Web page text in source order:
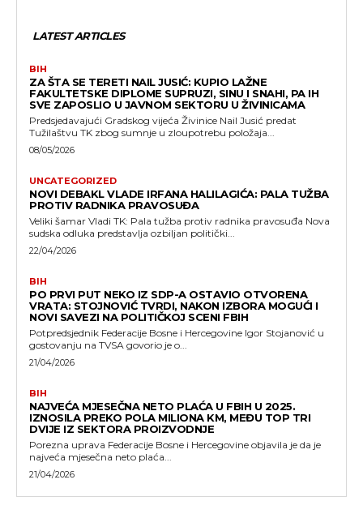
LATEST ARTICLES
BIH
ZA ŠTA SE TERETI NAIL JUSIĆ: KUPIO LAŽNE
FAKULTETSKE DIPLOME SUPRUZI, SINU I SNAHI, PA IH
SVE ZAPOSLIO U JAVNOM SEKTORU U ŽIVINICAMA
Predsjedavajući Gradskog vijeća Živinice Nail Jusić predat
Tužilaštvu TK zbog sumnje u zloupotrebu položaja...
08/05/2026
UNCATEGORIZED
NOVI DEBAKL VLADE IRFANA HALILAGIĆA: PALA TUŽBA
PROTIV RADNIKA PRAVOSUĐA
Veliki šamar Vladi TK: Pala tužba protiv radnika pravosuđa Nova
sudska odluka predstavlja ozbiljan politički...
22/04/2026
BIH
PO PRVI PUT NEKO IZ SDP-A OSTAVIO OTVORENA
VRATA: STOJNOVIĆ TVRDI, NAKON IZBORA MOGUĆI I
NOVI SAVEZI NA POLITIČKOJ SCENI FBIH
Potpredsjednik Federacije Bosne i Hercegovine Igor Stojanović u
gostovanju na TVSA govorio je o...
21/04/2026
BIH
NAJVEĆA MJESEČNA NETO PLAĆA U FBIH U 2025.
IZNOSILA PREKO POLA MILIONA KM, MEĐU TOP TRI
DVIJE IZ SEKTORA PROIZVODNJE
Porezna uprava Federacije Bosne i Hercegovine objavila je da je
najveća mjesečna neto plaća...
21/04/2026